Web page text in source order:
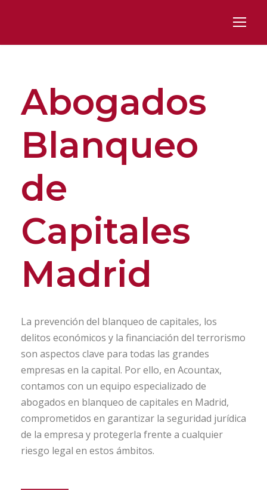
Abogados
Blanqueo
de
Capitales
Madrid
La prevención del blanqueo de capitales, los
delitos económicos y la financiación del terrorismo
son aspectos clave para todas las grandes
empresas en la capital. Por ello, en Acountax,
contamos con un equipo especializado de
abogados en blanqueo de capitales en Madrid,
comprometidos en garantizar la seguridad jurídica
de la empresa y protegerla frente a cualquier
riesgo legal en estos ámbitos.